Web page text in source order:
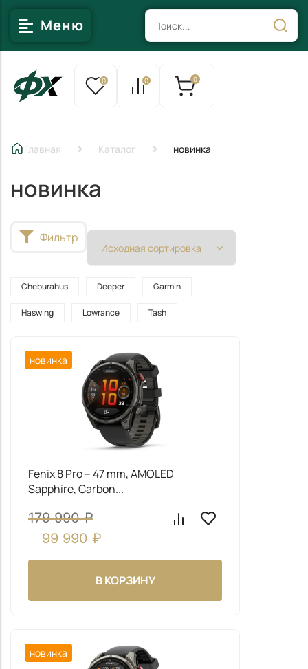
Меню
0 0 0
Главная Каталог новинка
новинка
Фильтр
Garmin
Fenix 8 Pro – 47 mm, AMOLED
179 990₽
99 990₽